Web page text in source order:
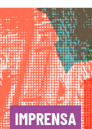
IMPRENSA